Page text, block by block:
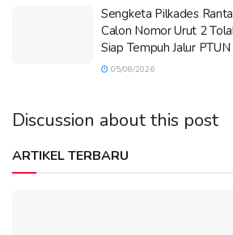
Sengketa Pilkades
Calon Nomor Urut 2
Siap Tempuh Jalur PTUN
05/08/2026
Discussion about this post
ARTIKEL TERBARU